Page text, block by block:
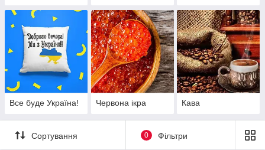
Все буде Україна! Червона ікра Кава
Сортування 0 Фільтри